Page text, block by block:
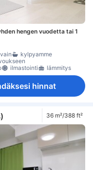
hengen vuodetta tai 1
kylpyamme
ilmastointi lämmitys
hinnat
36 m²/388 ft²